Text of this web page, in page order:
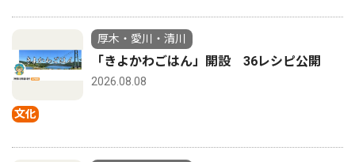
文化
厚木・愛川・清川
「きよかわごはん」開設 36レシピ公開
2026.08.08